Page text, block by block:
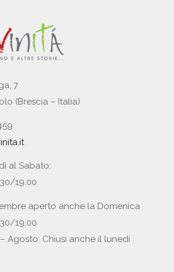
7
(Brescia – Italia)
al Sabato:
19.00
aperto anche la Domenica
19.00
Agosto: Chiusi anche il lunedì